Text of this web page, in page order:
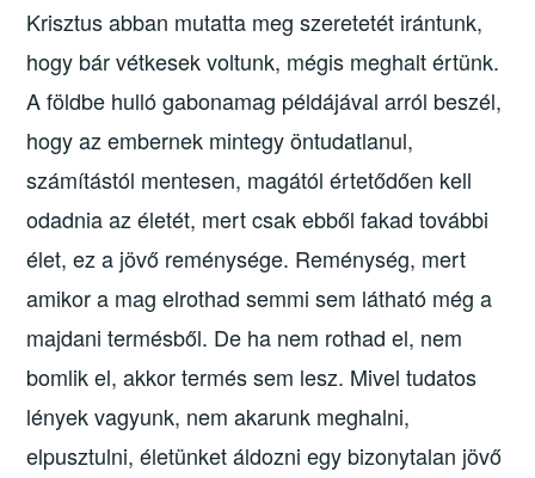
Krisztus abban mutatta meg szeretetét irántunk,
hogy bár vétkesek voltunk, mégis meghalt értünk.
A földbe hulló gabonamag példájával arról beszél,
hogy az embernek mintegy öntudatlanul,
számítástól mentesen, magától értetődően kell
odadnia az életét, mert csak ebből fakad további
élet, ez a jövő reménysége. Reménység, mert
amikor a mag elrothad semmi sem látható még a
majdani termésből. De ha nem rothad el, nem
bomlik el, akkor termés sem lesz. Mivel tudatos
lények vagyunk, nem akarunk meghalni,
elpusztulni, életünket áldozni egy bizonytalan jövő